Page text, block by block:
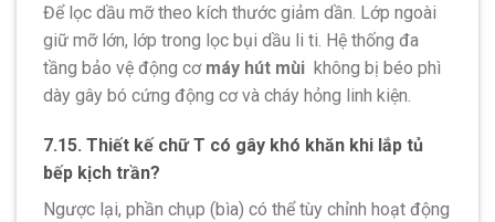
Để lọc dầu mỡ theo kích thước giảm dần. Lớp ngoài
giữ mỡ lớn, lớp trong lọc bụi dầu li ti. Hệ thống đa
tầng bảo vệ động cơ máy hút mùi không bị béo phì
dày gây bó cứng động cơ và cháy hỏng linh kiện.
7.15. Thiết kế chữ T có gây khó khăn khi lắp tủ
bếp kịch trần?
Ngược lại, phần chụp (bìa) có thể tùy chỉnh hoạt động